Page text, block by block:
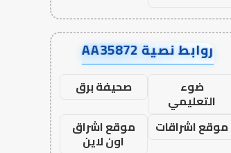
روابط نصية AA35872
ضوء
التعليمي
صحيفة برق
موقع اشراقات
موقع اشراق
اون لاين